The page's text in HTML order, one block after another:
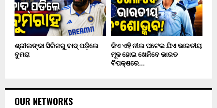
ଶ୍ରୀଲଙ୍କା ସିରିଜରୁ ବାଦ୍ ପଡ଼ିଲେ
ବୁମରା
କିଏ ଏହି ନୀଲ ପଟେଲ ଯିଏ ଭାରତୀୟ
ମୂଳ ହୋଇ ଖେଳିବେ ଭାରତ
ବିପକ୍ଷରେ…
OUR NETWORKS